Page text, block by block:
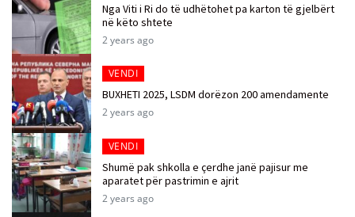
Nga Viti i Ri do të udhëtohet pa karton të gjelbërt
në këto shtete
2 years ago
VENDI
BUXHETI 2025, LSDM dorëzon 200 amendamente
2 years ago
VENDI
Shumë pak shkolla e çerdhe janë pajisur me
aparatet për pastrimin e ajrit
2 years ago